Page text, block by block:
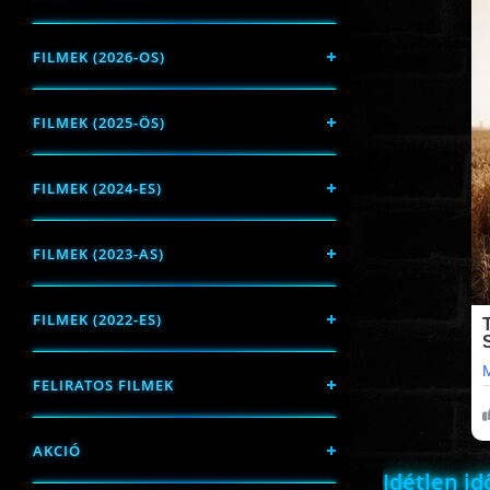
FILMEK (2026-OS)
FILMEK (2025-ÖS)
FILMEK (2024-ES)
FILMEK (2023-AS)
FILMEK (2022-ES)
FELIRATOS FILMEK
AKCIÓ
Idétlen